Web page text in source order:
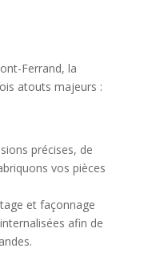
Ferrand, la
atouts majeurs :
précises, de
vos pièces
et façonnage
afin de